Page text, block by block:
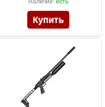
Наличие: есть